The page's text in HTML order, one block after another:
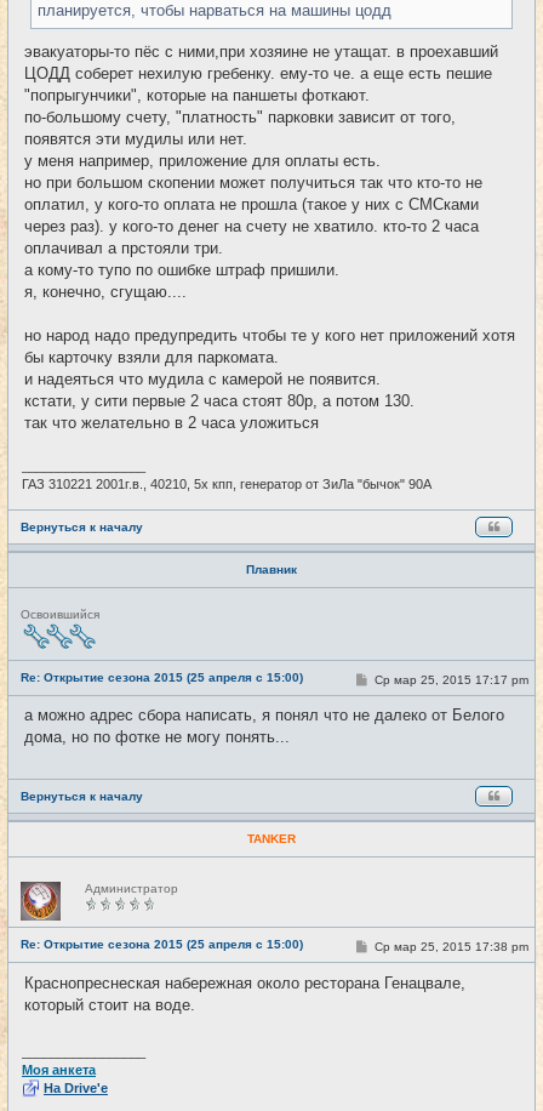
планируется, чтобы нарваться на машины цодд
эвакуаторы-то пёс с ними,при хозяине не утащат. в проехавший
ЦОДД соберет нехилую гребенку. ему-то че. а еще есть пешие
"попрыгунчики", которые на паншеты фоткают.
по-большому счету, "платность" парковки зависит от того,
появятся эти мудилы или нет.
у меня например, приложение для оплаты есть.
но при большом скопении может получиться так что кто-то не
оплатил, у кого-то оплата не прошла (такое у них с СМСками
через раз). у кого-то денег на счету не хватило. кто-то 2 часа
оплачивал а прстояли три.
а кому-то тупо по ошибке штраф пришили.
я, конечно, сгущаю....
но народ надо предупредить чтобы те у кого нет приложений хотя
бы карточку взяли для паркомата.
и надеяться что мудила с камерой не появится.
кстати, у сити первые 2 часа стоят 80р, а потом 130.
так что желательно в 2 часа уложиться
ГАЗ 310221 2001г.в., 40210, 5х кпп, генератор от ЗиЛа "бычок" 90А
Вернуться к началу
Плавник
Н
е
в
т
и
Освоившийся
Re: Открытие сезона 2015 (25 апреля с 15:00) #13
С
о
б
и
Ср мар 25, 2015 17:17 pm
а можно адрес сбора написать, я понял что не далеко от Белого
дома, но по фотке не могу понять...
Вернуться к началу
TANKER
Н
е
в
с
е
Администратор
Re: Открытие сезона 2015 (25 апреля с 15:00) #14
С
о
б
Ср мар 25, 2015 17:38 pm
Краснопреснеская набережная около ресторана Генацвале,
который стоит на воде.
Моя анкета
На Drive'e